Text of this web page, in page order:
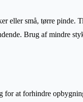
eller små, tørre pinde.
Brug af mindre
at forhindre